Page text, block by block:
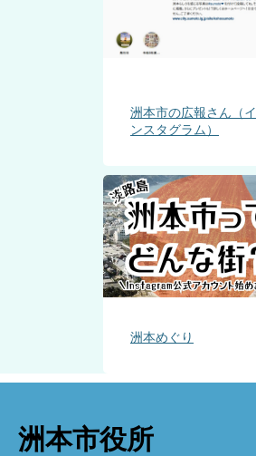
洲本市の広報さん（イ
ンスタグラム）
洲本めぐり
洲本市役所